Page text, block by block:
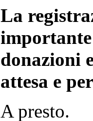
La
donazioni
attesa e
A presto.